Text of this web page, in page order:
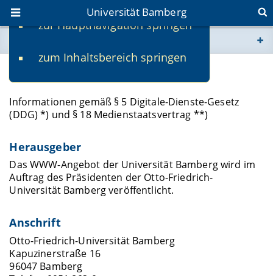
zur Hauptnavigation springen
zum Inhaltsbereich springen
Universität Bamberg
www.uni-bamberg.de
Impressum
Informationen gemäß § 5 Digitale-Dienste-Gesetz
(DDG) *) und § 18 Medienstaatsvertrag **)
Herausgeber
Das WWW-Angebot der Universität Bamberg wird im
Auftrag des Präsidenten der Otto-Friedrich-
Universität Bamberg veröffentlicht.
Anschrift
Otto-Friedrich-Universität Bamberg
Kapuzinerstraße 16
96047 Bamberg